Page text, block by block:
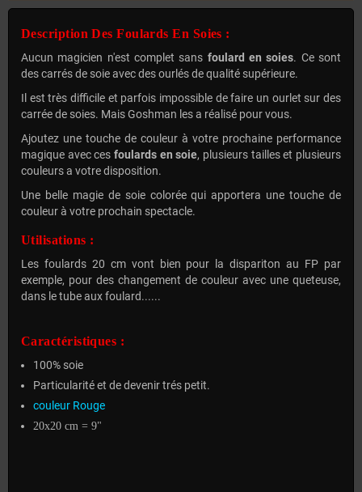
Description Des Foulards En Soies :
Aucun magicien n'est complet sans foulard en soies. Ce sont
des carrés de soie avec des ourlés de qualité supérieure.
Il est très difficile et parfois impossible de faire un ourlet sur des
carrée de soies. Mais Goshman les a réalisé pour vous.
Ajoutez une touche de couleur à votre prochaine performance
magique avec ces foulards en soie, plusieurs tailles et plusieurs
couleurs a votre disposition.
Une belle magie de soie colorée qui apportera une touche de
couleur à votre prochain spectacle.
Utilisations :
Les foulards 20 cm vont bien pour la dispariton au FP par
exemple, pour des changement de couleur avec une queteuse,
dans le tube aux foulard......
Caractéristiques :
100% soie
Particularité et de devenir trés petit.
couleur Rouge
20x20 cm = 9"